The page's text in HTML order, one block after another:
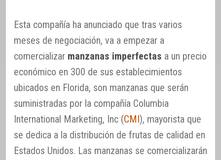
Esta compañía ha anunciado que tras varios
meses de negociación, va a empezar a
comercializar manzanas imperfectas a un precio
económico en 300 de sus establecimientos
ubicados en Florida, son manzanas que serán
suministradas por la compañía Columbia
International Marketing, Inc (CMI), mayorista que
se dedica a la distribución de frutas de calidad en
Estados Unidos. Las manzanas se comercializarán